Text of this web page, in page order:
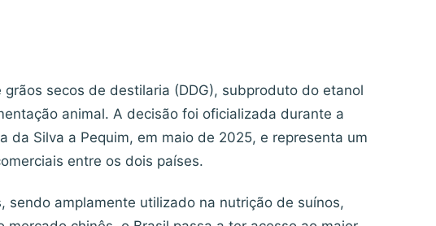
secos de destilaria (DDG), subproduto do etanol
animal. A decisão foi oficializada durante a
da Silva a Pequim, em maio de 2025, e representa um
entre os dois países.
sendo amplamente utilizado na nutrição de suínos,